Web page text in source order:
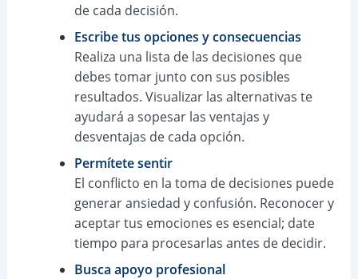
de cada decisión.
Escribe tus opciones y consecuencias
Realiza una lista de las decisiones que
debes tomar junto con sus posibles
resultados. Visualizar las alternativas te
ayudará a sopesar las ventajas y
desventajas de cada opción.
Permítete sentir
El conflicto en la toma de decisiones puede
generar ansiedad y confusión. Reconocer y
aceptar tus emociones es esencial; date
tiempo para procesarlas antes de decidir.
Busca apoyo profesional